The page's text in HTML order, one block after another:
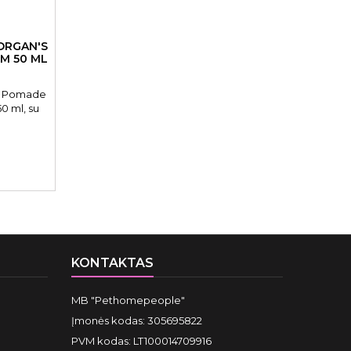
50 ML
Pomade
ml, su
KONTAKTAS
MB "Pethomepeople"
Įmonės kodas: 305695822
PVM kodas: LT100014709916